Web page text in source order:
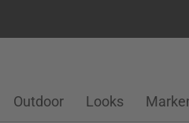
Seiteninhalt
Suchfeld
Outdoor Looks